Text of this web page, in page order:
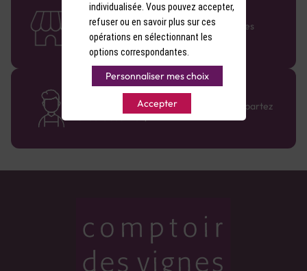
58 caves en France
Retrouvez le réseau Comptoir des Vignes
partout en France !
Des cavistes à votre écoute
Bénéficiez de conseils sur-mesure et repartez
avec le sourire :)
individualisée. Vous pouvez accepter,
refuser ou en savoir plus sur ces
opérations en sélectionnant les
options correspondantes.
Personnaliser mes choix
Accepter